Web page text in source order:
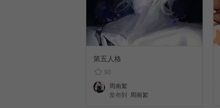
第五人格
93
周南絮
发布到 周南絮